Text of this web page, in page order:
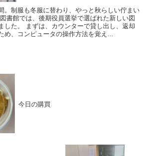
。制服も冬服に替わり、やっと秋らしい佇まい
書館では、後期役員選挙で選ばれた新しい図
した。 まずは、カウンターで貸し出し、返却
め、コンピュータの操作方法を覚え...
今日の購買